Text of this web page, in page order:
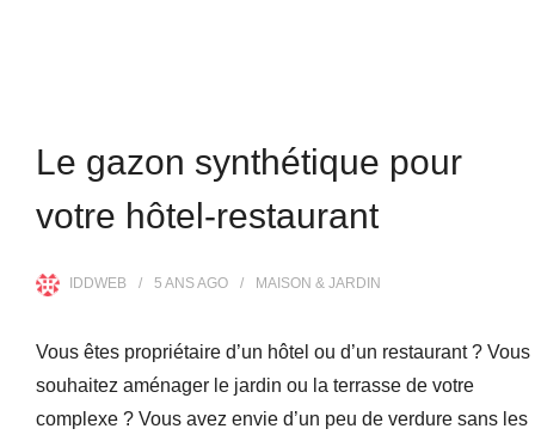
Le gazon synthétique pour
votre hôtel-restaurant
IDDWEB 5 ANSAGO MAISON & JARDIN
Vous êtes propriétaire d’un hôtel ou d’un restaurant ? Vous
souhaitez aménager le jardin ou la terrasse de votre
complexe ? Vous avez envie d’un peu de verdure sans les